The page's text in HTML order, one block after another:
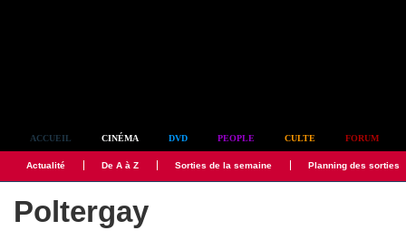
ACCUEIL CINÉMA DVD PEOPLE CULTE FORUM
Actualité De A à Z Sorties de la semaine Planning des sorties
Poltergay